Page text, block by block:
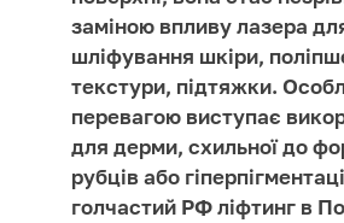
заміною впливу лазера
шліфування шкіри,
текстури, підтяжки.
перевагою виступає
для дерми, схильної до
рубців або
голчастий РФ ліфтинг в